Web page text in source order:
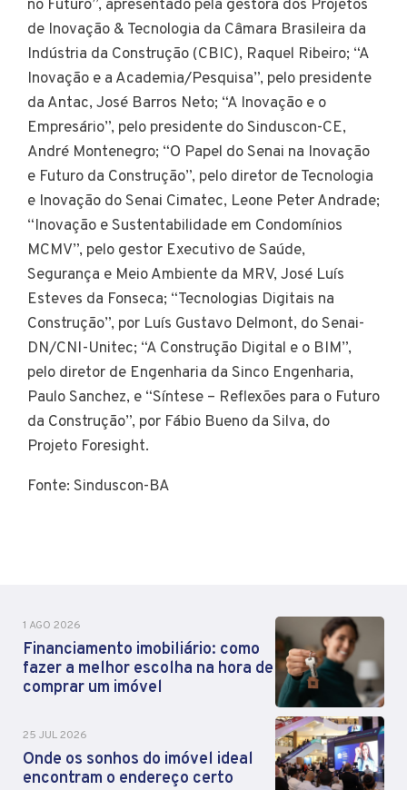
no Futuro”, apresentado pela gestora dos Projetos
de Inovação & Tecnologia da Câmara Brasileira da
Indústria da Construção (CBIC), Raquel Ribeiro; “A
Inovação e a Academia/Pesquisa”, pelo presidente
da Antac, José Barros Neto; “A Inovação e o
Empresário”, pelo presidente do Sinduscon-CE,
André Montenegro; “O Papel do Senai na Inovação
e Futuro da Construção”, pelo diretor de Tecnologia
e Inovação do Senai Cimatec, Leone Peter Andrade;
“Inovação e Sustentabilidade em Condomínios
MCMV”, pelo gestor Executivo de Saúde,
Segurança e Meio Ambiente da MRV, José Luís
Esteves da Fonseca; “Tecnologias Digitais na
Construção”, por Luís Gustavo Delmont, do Senai-
DN/CNI-Unitec; “A Construção Digital e o BIM”,
pelo diretor de Engenharia da Sinco Engenharia,
Paulo Sanchez, e “Síntese – Reflexões para o Futuro
da Construção”, por Fábio Bueno da Silva, do
Projeto Foresight.
Fonte: Sinduscon-BA
1 AGO 2026
Financiamento imobiliário: como
fazer a melhor escolha na hora de
comprar um imóvel
25 JUL 2026
Onde os sonhos do imóvel ideal
encontram o endereço certo